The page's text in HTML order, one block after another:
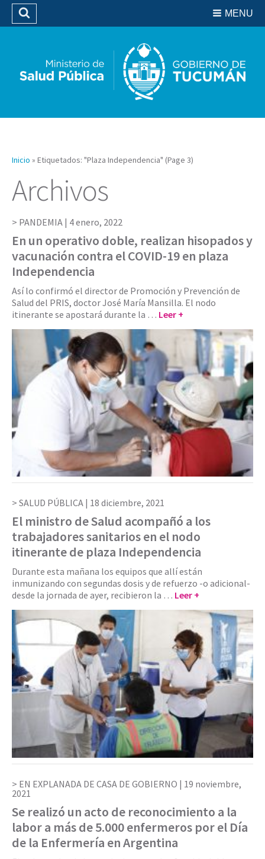
Biblioteca
MENU
Buscar
Inicio » Etiquetados: "Plaza Independencia" (Page 3)
Archivos
PANDEMIA | 4 enero, 2022
En un operativo doble, realizan hisopados y
vacunación contra el COVID-19 en plaza
Independencia
Así lo confirmó el director de Promoción y Prevención de
Salud del PRIS, doctor José María Mansilla. El nodo
itinerante se apostará durante la … Leer +
SALUD PÚBLICA | 18 diciembre, 2021
El ministro de Salud acompañó a los
trabajadores sanitarios en el nodo
itinerante de plaza Independencia
Durante esta mañana los equipos que allí están
inmunizando con segundas dosis y de refuerzo -o adicional-
desde la jornada de ayer, recibieron la … Leer +
EN EXPLANADA DE CASA DE GOBIERNO | 19 noviembre,
2021
Se realizó un acto de reconocimiento a la
labor a más de 5.000 enfermeros por el Día
de la Enfermería en Argentina